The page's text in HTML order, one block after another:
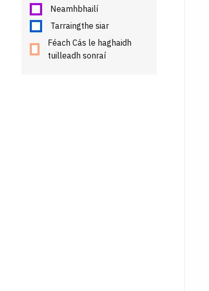
Neamhbhailí
Tarraingthe siar
Féach Cás le haghaidh
tuilleadh sonraí